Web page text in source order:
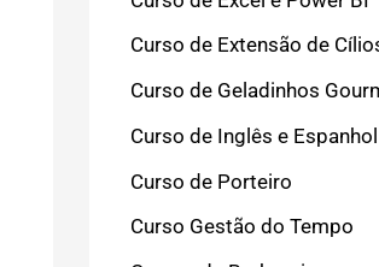
Curso de Extensão de
Curso de Geladinhos
Curso de Inglês e Espanhol
Curso de Porteiro
Curso Gestão do Tempo